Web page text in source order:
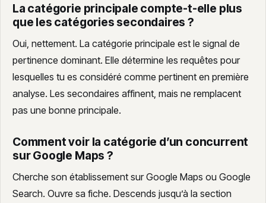
La catégorie principale compte-t-elle plus
que les catégories secondaires ?
Oui, nettement. La catégorie principale est le signal de
pertinence dominant. Elle détermine les requêtes pour
lesquelles tu es considéré comme pertinent en première
analyse. Les secondaires affinent, mais ne remplacent
pas une bonne principale.
Comment voir la catégorie d’un concurrent
sur Google Maps ?
Cherche son établissement sur Google Maps ou Google
Search. Ouvre sa fiche. Descends jusqu’à la section